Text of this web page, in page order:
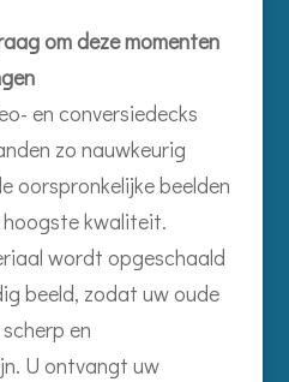
om deze momenten
en conversiedecks
zo nauwkeurig
oorspronkelijke beelden
kwaliteit.
wordt opgeschaald
beeld, zodat uw oude
en
U ontvangt uw